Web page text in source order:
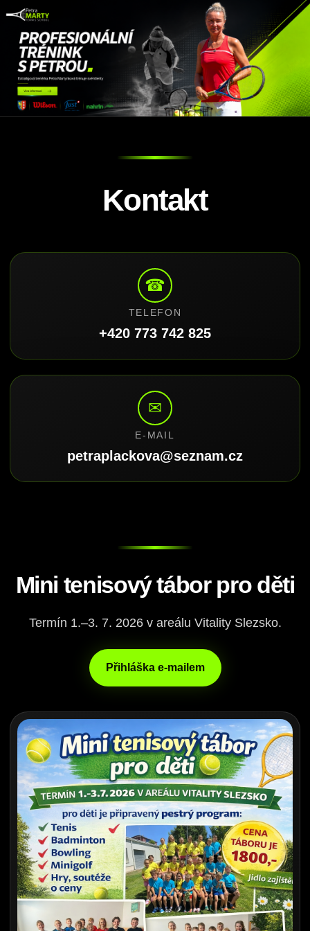
Kontakt
☎
TELEFON
+420 773 742 825
✉
E-MAIL
petraplackova@seznam.cz
Mini tenisový tábor pro děti
Termín 1.–3. 7. 2026 v areálu Vitality Slezsko.
Přihláška e-mailem